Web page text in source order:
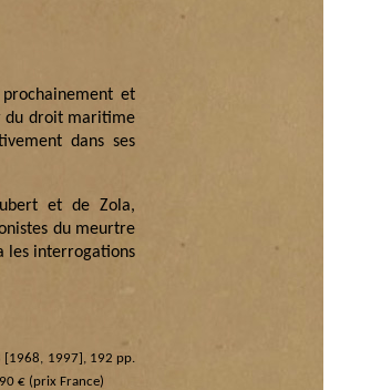
et
du droit maritime
dans ses
et de Zola,
du meurtre
les interrogations
[1968, 1997], 192 pp.
€ (prix France)